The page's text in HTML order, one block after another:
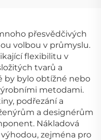
přesvědčivých
volbou v průmyslu.
flexibilitu v
tvarů a
by bylo obtížné nebo
metodami.
podřezání a
a designérům
Nákladová
zejména pro